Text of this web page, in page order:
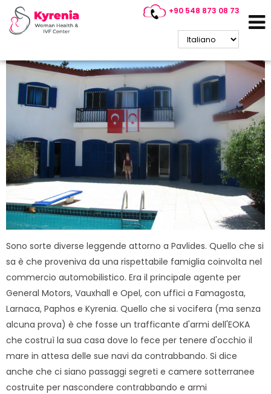
+90 548 873 08 73
Blue House / Guzelyurt
Sono sorte diverse leggende attorno a Pavlides. Quello che si
sa è che proveniva da una rispettabile famiglia coinvolta nel
commercio automobilistico. Era il principale agente per
General Motors, Vauxhall e Opel, con uffici a Famagosta,
Larnaca, Paphos e Kyrenia. Quello che si vocifera (ma senza
alcuna prova) è che fosse un trafficante d'armi dell'EOKA
che costruì la sua casa dove lo fece per tenere d'occhio il
mare in attesa delle sue navi da contrabbando. Si dice
anche che ci siano passaggi segreti e camere sotterranee
costruite per nascondere contrabbando e armi